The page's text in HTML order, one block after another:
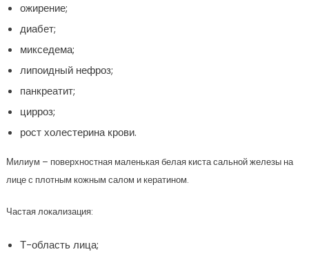
ожирение;
диабет;
микседема;
липоидный нефроз;
панкреатит;
цирроз;
рост холестерина крови.
Милиум – поверхностная маленькая белая киста сальной железы на
лице с плотным кожным салом и кератином.
Частая локализация:
Т-область лица;